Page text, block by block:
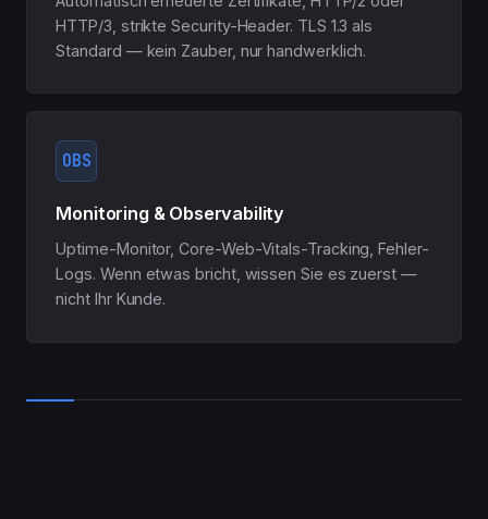
HTTP/3, strikte Security-Header. TLS 1.3 als
Standard — kein Zauber, nur handwerklich.
OBS
Monitoring & Observability
Uptime-Monitor, Core-Web-Vitals-Tracking, Fehler-
Logs. Wenn etwas bricht, wissen Sie es zuerst —
nicht Ihr Kunde.